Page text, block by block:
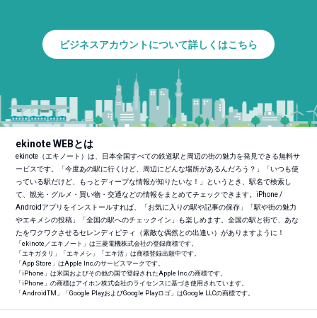
ビジネスアカウントについて詳しくはこちら
ekinote WEBとは
ekinote（エキノート）は、日本全国すべての鉄道駅と周辺の街の魅力を発見できる無料サ
ービスです。「今度あの駅に行くけど、周辺にどんな場所があるんだろう？」「いつも使
っている駅だけど、もっとディープな情報が知りたいな！」というとき、駅名で検索し
て、観光・グルメ・買い物・交通などの情報をまとめてチェックできます。iPhone /
Androidアプリをインストールすれば、「お気に入りの駅や記事の保存」「駅や街の魅力
やエキメシの投稿」「全国の駅へのチェックイン」も楽しめます。全国の駅と街で、あな
たをワクワクさせるセレンディピティ（素敵な偶然との出逢い）がありますように！
「ekinote／エキノート」は三菱電機株式会社の登録商標です。
「エキガタリ」「エキメシ」「エキ活」は商標登録出願中です。
「App Store」はApple Inc.のサービスマークです。
「iPhone」は米国およびその他の国で登録されたApple Inc.の商標です。
「iPhone」の商標はアイホン株式会社のライセンスに基づき使用されています。
「AndroidTM 」「Google PlayおよびGoogle Playロゴ」はGoogle LLCの商標です。